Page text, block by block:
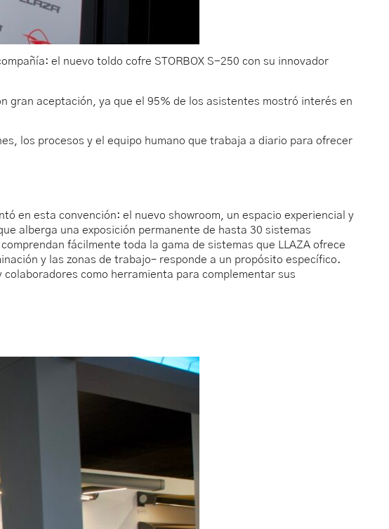
el nuevo toldo cofre STORBOX S-250 con su innovador
gran aceptación, ya que el 95% de los asistentes mostró interés en
los procesos y el equipo humano que trabaja a diario para ofrecer
en esta convención: el nuevo showroom, un espacio experiencial y
alberga una exposición permanente de hasta 30 sistemas
fácilmente toda la gama de sistemas que LLAZA ofrece
y las zonas de trabajo– responde a un propósito específico.
colaboradores como herramienta para complementar sus